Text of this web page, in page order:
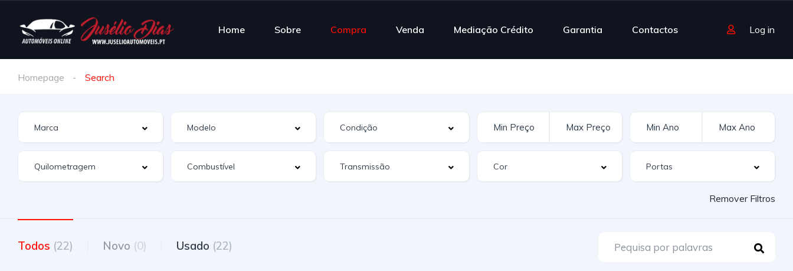
Home Sobre Compra Venda Mediação Crédito Garantia Contactos Log in
Homepage Search
Remover Filtros
Todos (22) Novo (0) Usado (22)